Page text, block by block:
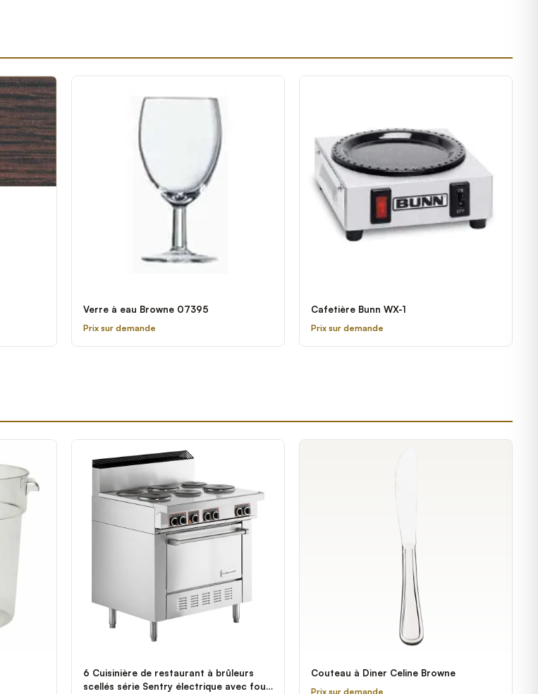
Verre à eau Browne 07395
Prix sur demande
Cafetière Bunn WX-1
Prix sur demande
6 Cuisinière de restaurant à brûleurs
scellés série Sentry électrique avec four
Couteau à Diner Celine Browne
Prix sur demande